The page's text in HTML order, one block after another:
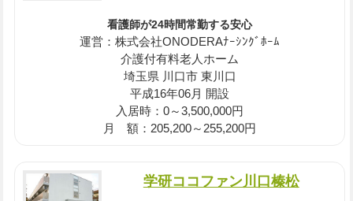
看護師が24時間常勤する安心
運営：株式会社ONODERAﾅｰｼﾝｸﾞﾎｰﾑ
介護付有料老人ホーム
埼玉県 川口市 東川口
平成16年06月 開設
入居時：0～3,500,000円
月 額：205,200～255,200円
学研ココファン川口榛松